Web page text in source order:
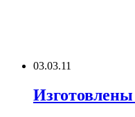
03.03.11